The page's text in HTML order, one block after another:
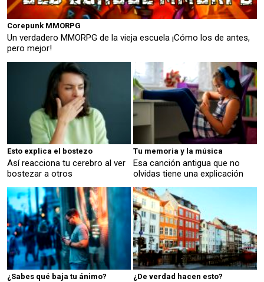
Corepunk MMORPG
Un verdadero MMORPG de la vieja escuela ¡Cómo los de antes,
pero mejor!
Esto explica el bostezo
Así reacciona tu cerebro al ver
bostezar a otros
Tu memoria y la música
Esa canción antigua que no
olvidas tiene una explicación
¿Sabes qué baja tu ánimo? ¿De verdad hacen esto?